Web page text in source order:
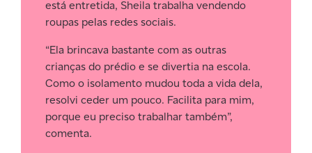
está entretida, Sheila trabalha vendendo
roupas pelas redes sociais.
“Ela brincava bastante com as outras
crianças do prédio e se divertia na escola.
Como o isolamento mudou toda a vida dela,
resolvi ceder um pouco. Facilita para mim,
porque eu preciso trabalhar também”,
comenta.